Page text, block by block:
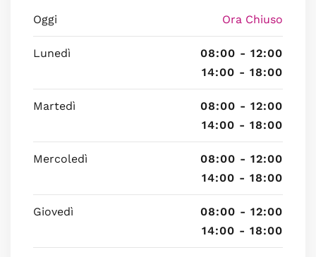
Oggi Ora Chiuso
Lunedì
08:00 - 12:00
14:00 - 18:00
Martedì
08:00 - 12:00
14:00 - 18:00
Mercoledì
08:00 - 12:00
14:00 - 18:00
Giovedì
08:00 - 12:00
14:00 - 18:00